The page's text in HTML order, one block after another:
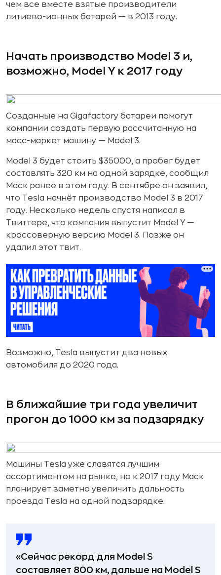
чем все вместе взятые производители
литиево-ионных батарей — в 2013 году.
Начать производство Model 3 и,
возможно, Model Y к 2017 году
Созданные на Gigafactory батареи помогут
компании создать первую рассчитанную на
масс-маркет машину — Model 3.
Model 3 будет стоить $35000, а пробег будет
составлять 320 км на одной зарядке, сообщил
Маск ранее в этом году. В сентябре он заявил,
что Tesla начнёт производство Model 3 в 2017
году. Несколько недель спустя написал в
Твиттере, что компания выпустит Model Y —
кроссоверную версию Model 3. Позже он
удалил этот твит.
Возможно, Tesla выпустит два новых
автомобиля до 2020 года.
В ближайшие три года увеличит
прогон до 1000 км за подзарядку
Машины Tesla уже славятся лучшим
ассортиментом на рынке, но к 2017 году Маск
планирует заметно увеличить дальность
проезда Tesla на одной подзарядке.
«Сейчас рекорд для Model S
составляет 800 км, дальше на Model S